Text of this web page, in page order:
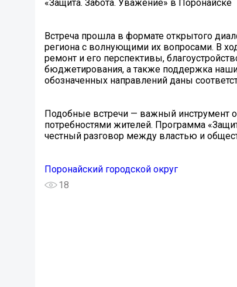
«Защита. Забота. Уважение» в Поронайске
Встреча прошла в формате открытого
региона с волнующими их вопросами. В
ремонт и его перспективы,
бюджетирования, а также поддержка
обозначенных направлений даны
Подобные встречи — важный инструмент
потребностями жителей. Программа
честный разговор между властью и
Поронайский городской округ
18